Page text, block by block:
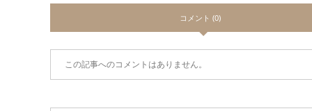
コメント (0)
この記事へのコメントはありません。